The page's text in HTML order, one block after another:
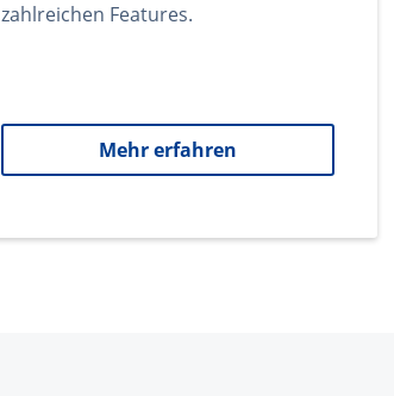
zahlreichen Features.
Mehr erfahren